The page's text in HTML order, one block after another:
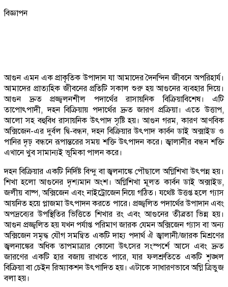
বিজ্ঞাপন
আগুন এমন এক প্রাকৃতিক উপাদান যা আমাদের দৈনন্দিন জীবনে অপরিহার্য।
আমাদের প্রাত্যহিক জীবনের প্রতিটি সকাল শুরু হয় আগুনের ব্যবহার দিয়ে।
আগুন দ্রুত প্রজ্জ্বলনশীল পদার্থের রাসায়নিক বিক্রিয়াবিশেষ। এটি
তাপোৎপাদী, দহন বিক্রিয়ায় পদার্থের দ্রুত জারণ প্রক্রিয়া। এতে উত্তাপ,
আলো সহ বহুবিধ রাসায়নিক উৎপাদ সৃষ্টি হয়। আগুন গরম, কারণ আণবিক
অক্সিজেন-এর দুর্বল দ্বি-বন্ধন, দহন বিক্রিয়ার উৎপাদ কার্বন ডাই অক্সাইড ও
পানির দৃঢ় বন্ধনে রূপান্তরের সময় শক্তি উৎপাদন করে। জ্বালানীর বন্ধন শক্তি
এখানে খুব সামান্যই ভূমিকা পালন করে।
দহন বিক্রিয়ার একটি নির্দিষ্ট বিন্দু বা জ্বলনাঙ্কে পৌছালে অগ্নিশিখা উৎপন্ন হয়।
শিখা হলো আগুনের দৃশ্যমান অংশ। অগ্নিশিখা মূলত কার্বন ডাই অক্সাইড,
জলীয় বাষ্প, অক্সিজেন এবং নাইট্রোজেন নিয়ে গঠিত। যথেষ্ট উত্তপ্ত হলে গ্যাস
আয়নিত হয়ে প্লাজমা উৎপাদন করতে পারে। প্রজ্জ্বলিত পদার্থের উপাদান এবং
অপদ্রব্যের উপস্থিতির ভিত্তিতে শিখার রং এবং আগুনের তীব্রতা ভিন্ন হয়।
আগুন প্রজ্জ্বলিত হয় যখন পর্যাপ্ত পরিমাণ জারক যেমন অক্সিজেন গ্যাস বা অন্য
অক্সিজেন সমৃদ্ধ যৌগ সমন্বিত একটি দাহ্য পদার্থ ঐ জ্বালানী/জারক মিশ্রণের
জ্বলনাঙ্কের অধিক তাপমাত্রার কোনো উৎসের সংস্পর্শে আসে এবং দ্রুত
জারণের একটি হার বজায় রাখতে পারে, যার ফলশ্রুতিতে একটি শৃঙ্খল
বিক্রিয়া বা চেইন রিঅ্যাকশন উৎপাদিত হয়। এটাকে সাধারণভাবে অগ্নি ত্রিভুজ
বলা হয়।